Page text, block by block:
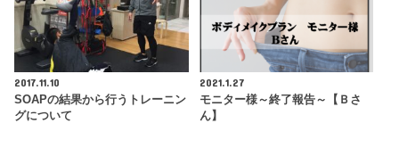
2017.11.10
SOAPの結果から行うトレーニン
グについて
2021.1.27
モニター様～終了報告～【Ｂさ
ん】